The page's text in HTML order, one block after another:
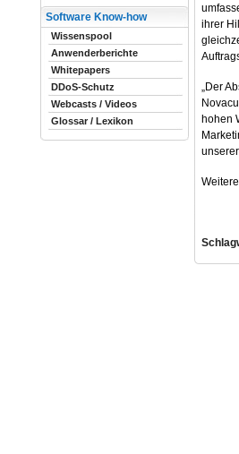
ihrer
„Der
hohen
Software Know-how
Wissenspool
Anwenderberichte
Whitepapers
DDoS-Schutz
Webcasts / Videos
Glossar / Lexikon